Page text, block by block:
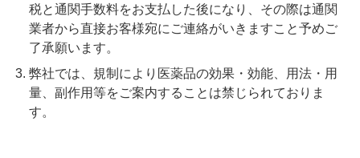
税と通関手数料をお支払した後になり、その際は通関
業者から直接お客様宛にご連絡がいきますこと予めご
了承願います。
弊社では、規制により医薬品の効果・効能、用法・用
量、副作用等をご案内することは禁じられておりま
す。